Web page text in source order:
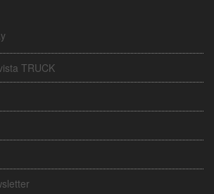
TRUCK